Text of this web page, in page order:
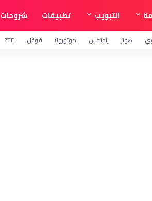
التبويب تطبيقات شروحات
هونر إنفنكس موتورولا قوقل ZTE